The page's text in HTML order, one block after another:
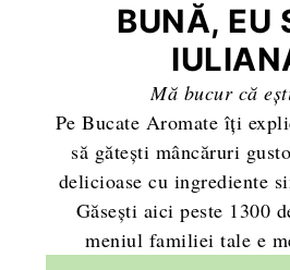
BUNĂ, EU
Mă bucur că
Pe Bucate Aromate îți
să gătești mâncăruri
delicioase cu ingrediente
Găsești aici peste 1300
meniul familiei tale e